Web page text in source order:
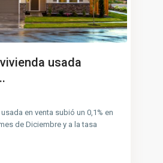
usada
en venta subió un 0,1% en
de Diciembre y a la tasa